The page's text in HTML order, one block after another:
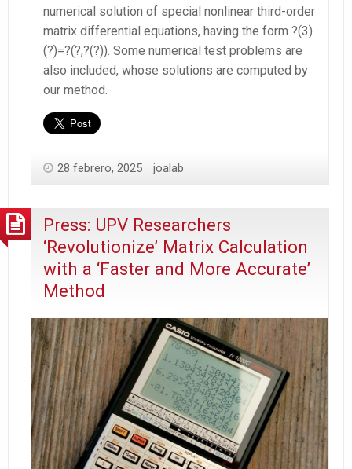
numerical solution of special nonlinear third-order
matrix differential equations, having the form ?(3)
(?)=?(?,?(?)). Some numerical test problems are
also included, whose solutions are computed by
our method.
28 febrero, 2025 joalab
Press: UPV Researchers
‘Revolutionize’ Matrix Calculation
with a ‘Faster and More Accurate’
Method